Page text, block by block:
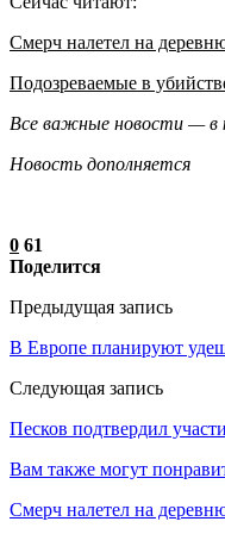
Смерч налетел на
Подозреваемые в
Все важные новости — в
Новость дополняется
0 61
Поделится
Предыдущая запись
В Европе планируют
Следующая запись
Песков подтвердил
Вам также могут
Смерч налетел на